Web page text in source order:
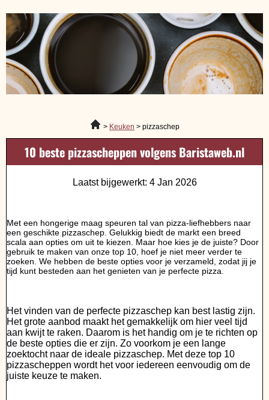
Keuken pizzaschep
10 beste pizzascheppen volgens Baristaweb.nl
Laatst bijgewerkt: 4 Jan 2026
Met een hongerige maag speuren tal van pizza-liefhebbers naar
een geschikte pizzaschep. Gelukkig biedt de markt een breed
scala aan opties om uit te kiezen. Maar hoe kies je de juiste? Door
gebruik te maken van onze top 10, hoef je niet meer verder te
zoeken. We hebben de beste opties voor je verzameld, zodat jij je
tijd kunt besteden aan het genieten van je perfecte pizza.
Het vinden van de perfecte pizzaschep kan best lastig zijn.
Het grote aanbod maakt het gemakkelijk om hier veel tijd
aan kwijt te raken. Daarom is het handig om je te richten op
de beste opties die er zijn. Zo voorkom je een lange
zoektocht naar de ideale pizzaschep. Met deze top 10
pizzascheppen wordt het voor iedereen eenvoudig om de
juiste keuze te maken.